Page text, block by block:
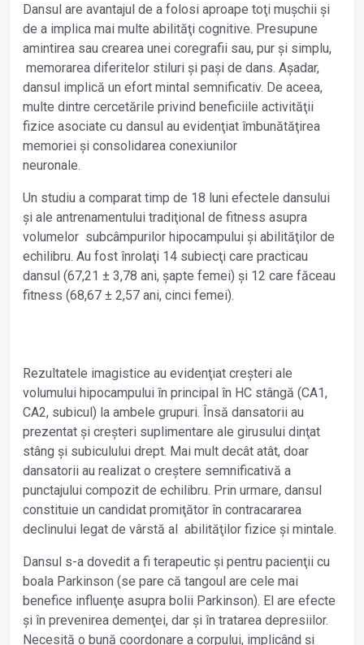
Dansul are avantajul de a folosi aproape toţi mușchii și
de a implica mai multe abilităţi cognitive. Presupune
amintirea sau crearea unei coregrafii sau, pur și simplu,
memorarea diferitelor stiluri și pași de dans. Așadar,
dansul implică un efort mintal semnificativ. De aceea,
multe dintre cercetările privind beneficiile activităţii
fizice asociate cu dansul au evidenţiat îmbunătăţirea
memoriei și consolidarea conexiunilor
neuronale.
Un studiu a comparat timp de 18 luni efectele dansului
și ale antrenamentului tradiţional de fitness asupra
volumelor subcâmpurilor hipocampului și abilităţilor de
echilibru. Au fost înrolaţi 14 subiecţi care practicau
dansul (67,21 ± 3,78 ani, șapte femei) și 12 care făceau
fitness (68,67 ± 2,57 ani, cinci femei).
Rezultatele imagistice au evidenţiat creșteri ale
volumului hipocampului în principal în HC stângă (CA1,
CA2, subicul) la ambele grupuri. Însă dansatorii au
prezentat și creșteri suplimentare ale girusului dinţat
stâng și subiculului drept. Mai mult decât atât, doar
dansatorii au realizat o creștere semnificativă a
punctajului compozit de echilibru. Prin urmare, dansul
constituie un candidat promiţător în contracararea
declinului legat de vârstă al abilităţilor fizice și mintale.
Dansul s-a dovedit a fi terapeutic și pentru pacienţii cu
boala Parkinson (se pare că tangoul are cele mai
benefice influenţe asupra bolii Parkinson). El are efecte
și în prevenirea demenţei, dar și în tratarea depresiilor.
Necesită o bună coordonare a corpului, implicând și